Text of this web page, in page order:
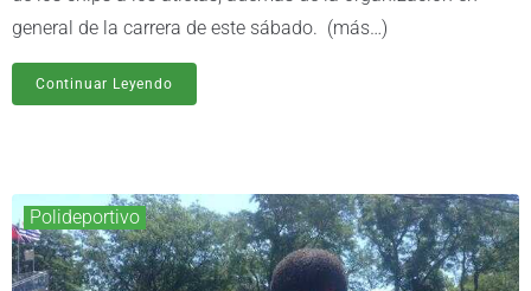
general de la carrera de este sábado. (más…)
Continuar Leyendo
Polideportivo